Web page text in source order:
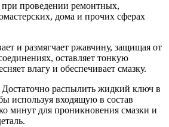
при проведении ремонтных,
дома и прочих сферах
и размягчает ржавчину, защищая от
оставляет тонкую
влагу и обеспечивает смазку.
распылить жидкий ключ в
используя входящую в состав
минут для проникновения смазки и